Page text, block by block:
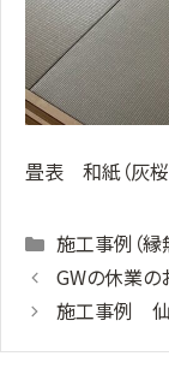
畳表 和紙（灰桜
Categories
施工事例（縁
GWの休業の
施工事例